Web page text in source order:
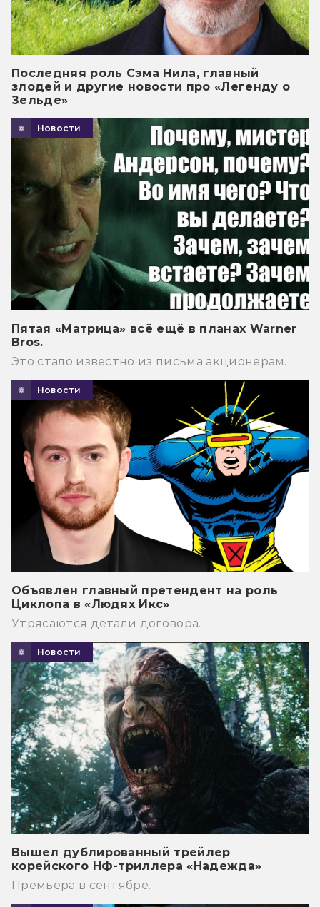
Последняя роль Сэма Нила, главный
злодей и другие новости про «Легенду о
Зельде»
Новости
Пятая «Матрица» всё ещё в планах Warner
Bros.
Это стало известно из письма акционерам.
Новости
Объявлен главный претендент на роль
Циклопа в «Людях Икс»
Утрясаются детали договора.
Новости
Вышел дублированный трейлер
корейского НФ-триллера «Надежда»
Премьера в сентябре.